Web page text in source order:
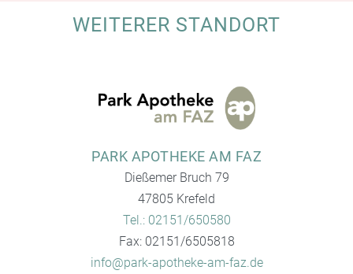
WEITERER STANDORT
PARK APOTHEKE AM FAZ
Dießemer Bruch 79
47805 Krefeld
Tel.: 02151/650580
Fax: 02151/6505818
info@park-apotheke-am-faz.de